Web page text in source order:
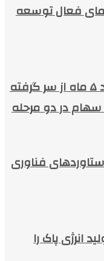
هواپیمای فعال توسعه
عرضه های اولیه در بورس بعد ۵ ماه از سر گرفته
در دو مرحله
فناوری
انرژی پاک را